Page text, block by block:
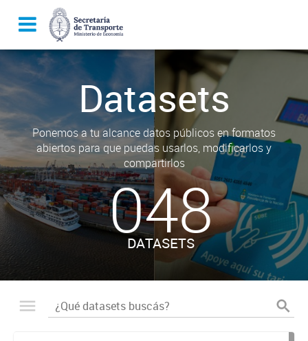
Datasets
Ponemos a tu alcance datos públicos en formatos
abiertos para que puedas usarlos, modificarlos y
compartirlos
048
DATASETS